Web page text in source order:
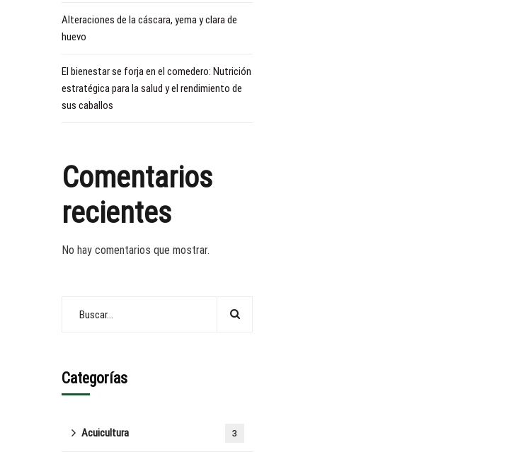
Alteraciones de la cáscara, yema y clara de
huevo
El bienestar se forja en el comedero: Nutrición
estratégica para la salud y el rendimiento de
sus caballos
Comentarios
recientes
No hay comentarios que mostrar.
Categorías
Acuicultura 3